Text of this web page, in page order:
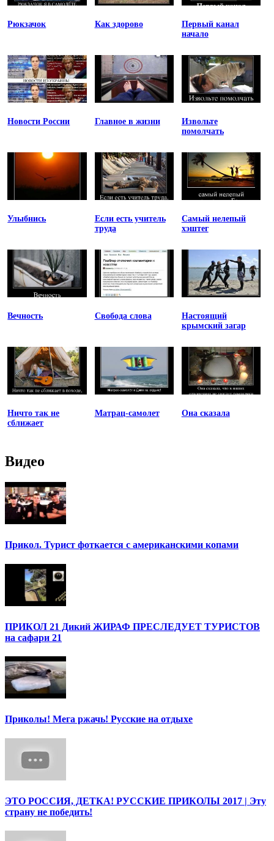
Рюкзачок Как здорово
Первый канал
начало
Новости России Главное в жизни
Извольте
помолчать
Улыбнись
Если есть учитель
труда
Самый нелепый
хэштег
Вечность Свобода слова
Настоящий
крымский загар
Ничто так не
сближает
Матрац-самолет Она сказала
Видео
Прикол. Турист фоткается с американскими копами
ПРИКОЛ 21 Дикий ЖИРАФ ПРЕСЛЕДУЕТ ТУРИСТОВ
на сафари 21
Приколы! Мега ржачь! Русские на отдыхе
ЭТО РОССИЯ, ДЕТКА! РУССКИЕ ПРИКОЛЫ 2017 | Эту
страну не победить!